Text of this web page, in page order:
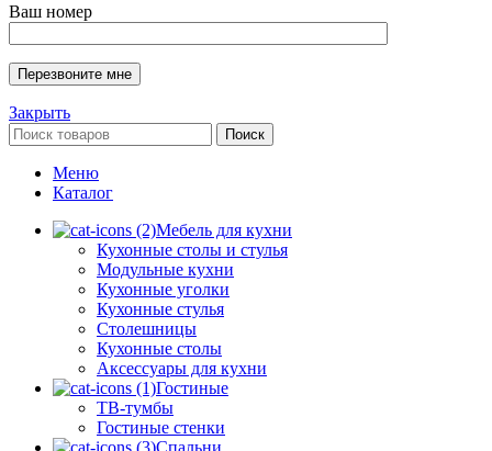
Ваш номер
Закрыть
Поиск
Меню
Каталог
Мебель для кухни
Кухонные столы и стулья
Модульные кухни
Кухонные уголки
Кухонные стулья
Столешницы
Кухонные столы
Аксессуары для кухни
Гостиные
ТВ-тумбы
Гостиные стенки
Спальни